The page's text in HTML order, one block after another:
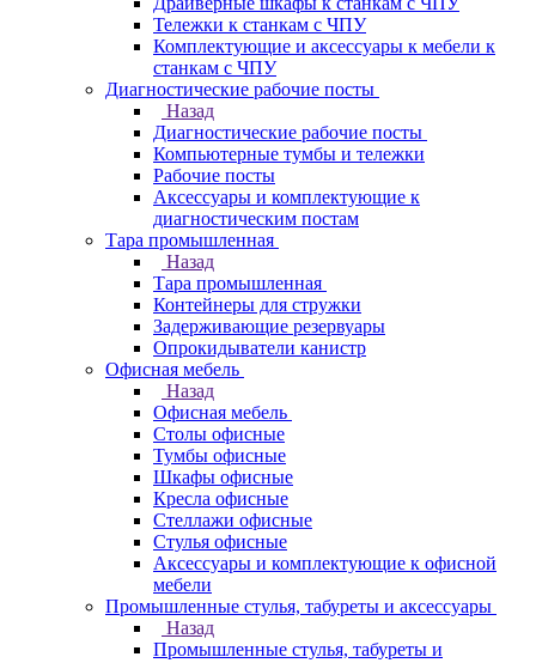
Тележки к станкам с ЧПУ
Комплектующие и аксессуары к мебели к
станкам с ЧПУ
Диагностические рабочие посты
Назад
Диагностические рабочие посты
Компьютерные тумбы и тележки
Рабочие посты
Аксессуары и комплектующие к
диагностическим постам
Тара промышленная
Назад
Тара промышленная
Контейнеры для стружки
Задерживающие резервуары
Опрокидыватели канистр
Офисная мебель
Назад
Офисная мебель
Столы офисные
Тумбы офисные
Шкафы офисные
Кресла офисные
Стеллажи офисные
Стулья офисные
Аксессуары и комплектующие к офисной
мебели
Промышленные стулья, табуреты и аксессуары
Назад
Промышленные стулья, табуреты и